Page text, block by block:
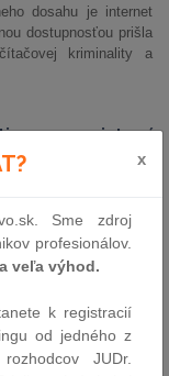
dosahu je internet
dostupnosťou prišla
kriminality a
o zaistení
majetku.
procese schválila
o zaistení majetku a
práv.
x
Sme zdroj
profesionálov.
veľa výhod.
k registracií
od jedného z
JUDr.